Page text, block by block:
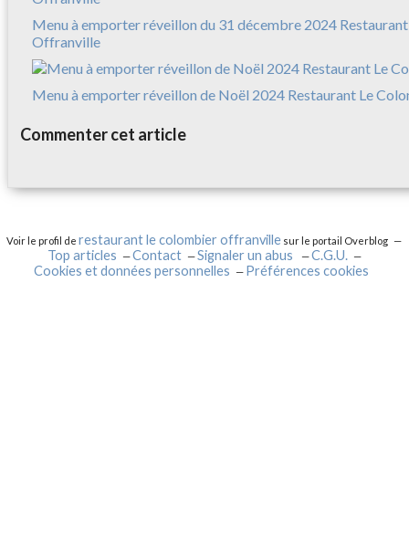
Menu à emporter réveillon du 31 décembre 2024
Offranville
Menu à emporter réveillon de Noël 2024 Restaurant Le
Commenter cet article
Voir le profil derestaurant le colombier offranville sur le portail Overblog
Top articles Contact Signaler un abus
C.G.U.
Cookies et données personnelles
Préférences cookies